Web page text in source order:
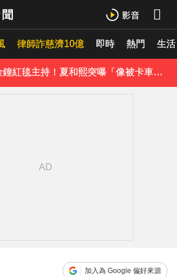
律師詐慈濟10億 即時 熱門 生活
，隨時掌握天下大小事！
才連莊金鐘紅毯主持！夏和熙突曝「像被卡車撞」備賽狂操滿手繭
加入為 Google 偏好來源